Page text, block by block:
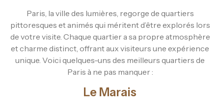
Paris, la ville des lumières, regorge de quartiers
pittoresques et animés qui méritent d’être explorés lors
de votre visite. Chaque quartier a sa propre atmosphère
et charme distinct, offrant aux visiteurs une expérience
unique. Voici quelques-uns des meilleurs quartiers de
Paris à ne pas manquer :
Le Marais